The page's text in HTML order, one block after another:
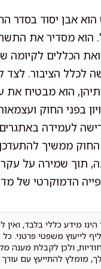
אבן יסוד בסדר
הוא מסדיר את
הכללים לקיומה
לכלל הציבור.
הוא מבטיח את
בפני החוק
לעמידה
ממשיך
תוך שמירה על
הדמוקרטי של
מידע כללי בלבד, ואין
לייעוץ משפטי פרטני.
ולכן לקבלת מענה
מומלץ להתייעץ עם עורך